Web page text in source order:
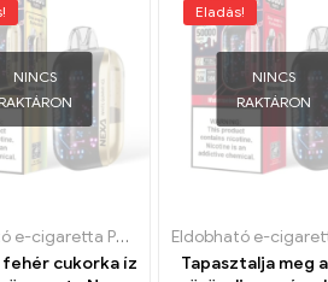
Luxemburg Eldobható e-
e-cigaretta, Eldobható e-cigaretta
NINCS
Eldobható e-cigaretta Portugália ,Eldobható e-
fehér cukorka íz
Eladás!
NINCS
RAKTÁRON
Tapasztalja meg